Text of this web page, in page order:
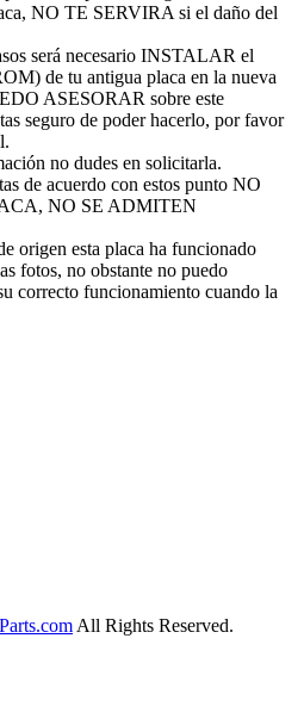
NO TE SERVIRA si el daño del
será necesario INSTALAR el
de tu antigua placa en la nueva
ASESORAR sobre este
seguro de poder hacerlo, por favor
no dudes en solicitarla.
de acuerdo con estos punto NO
NO SE ADMITEN
origen esta placa ha funcionado
fotos, no obstante no puedo
correcto funcionamiento cuando la
All Rights Reserved.